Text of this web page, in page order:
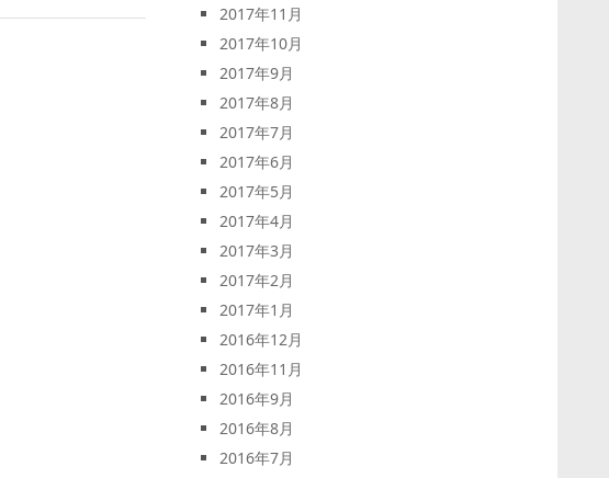
2017年11月
2017年10月
2017年9月
2017年8月
2017年7月
2017年6月
2017年5月
2017年4月
2017年3月
2017年2月
2017年1月
2016年12月
2016年11月
2016年9月
2016年8月
2016年7月